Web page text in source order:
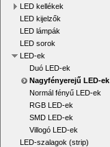
LED kellékek
LED kijelzők
LED lámpák
LED sorok
LED-ek
Duó LED-ek
Nagyfényerejű LED-ek
Normál fényű LED-ek
RGB LED-ek
SMD LED-ek
Villogó LED-ek
LED-szalagok (strip)